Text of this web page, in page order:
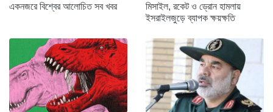
একনজরে বিশ্বের আলোচিত সব খবর
মিসাইল, রকেট ও ড্রোন হামলায়
ইসরাইলজুড়ে ব্যাপক ক্ষয়ক্ষতি